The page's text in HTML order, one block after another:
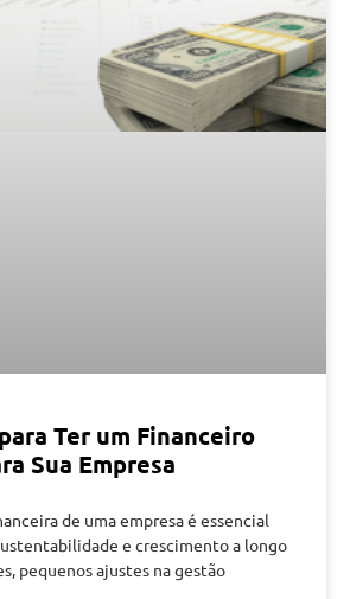
Ter um Financeiro
Sua Empresa
de uma empresa é essencial
e crescimento a longo
pequenos ajustes na gestão